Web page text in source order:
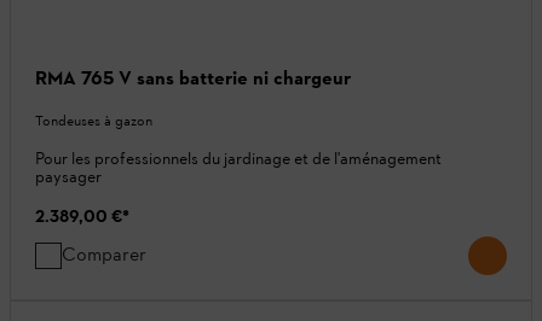
RMA 765 V sans batterie ni chargeur
Tondeuses à gazon
Pour les professionnels du jardinage et de l'aménagement
paysager
2.389,00 €*
Comparer